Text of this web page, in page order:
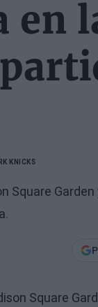
en
KNICKS
Square
Square